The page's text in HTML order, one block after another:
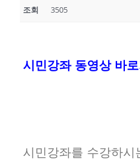
조회 3505
시민강좌 동영상 바
시민강좌를 수강하시